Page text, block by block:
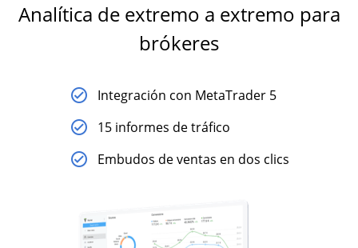
Analítica de extremo a extremo para
brókeres
Integración con MetaTrader 5
15 informes de tráfico
Embudos de ventas en dos clics